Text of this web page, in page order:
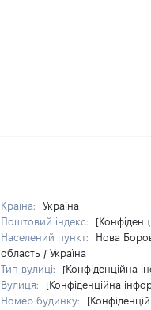
Країна:
Україна
Поштовий індекс:
Населений пункт:
Нова
область / Україна
Тип вулиці:
[Конфіденційна
Вулиця:
[Конфіденційна
Номер будинку: